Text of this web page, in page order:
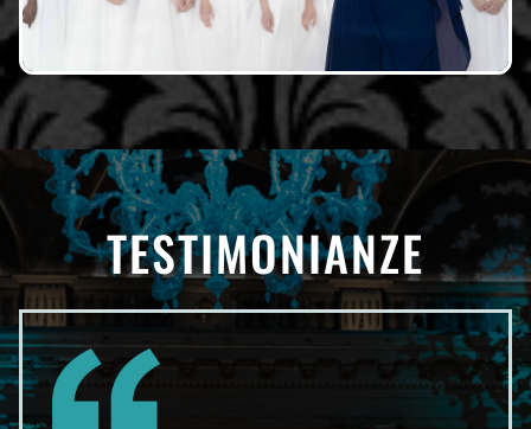
TESTIMONIANZE